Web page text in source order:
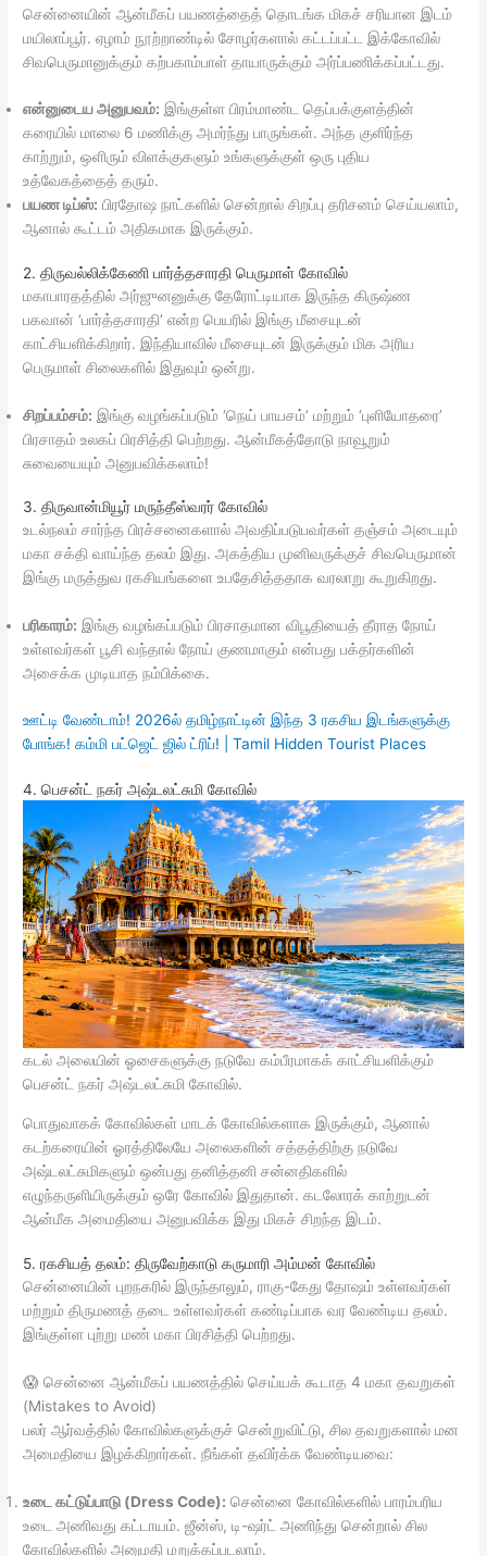
சென்னையின் ஆன்மீகப் பயணத்தைத் தொடங்க மிகச் சரியான இடம்
மயிலாப்பூர். ஏழாம் நூற்றாண்டில் சோழர்களால் கட்டப்பட்ட இக்கோவில்
சிவபெருமானுக்கும் கற்பகாம்பாள் தாயாருக்கும் அர்ப்பணிக்கப்பட்டது.
என்னுடைய அனுபவம்: இங்குள்ள பிரம்மாண்ட தெப்பக்குளத்தின்
கரையில் மாலை 6 மணிக்கு அமர்ந்து பாருங்கள். அந்த குளிர்ந்த
காற்றும், ஒளிரும் விளக்குகளும் உங்களுக்குள் ஒரு புதிய
உத்வேகத்தைத் தரும்.
பயண டிப்ஸ்: பிரதோஷ நாட்களில் சென்றால் சிறப்பு தரிசனம் செய்யலாம்,
ஆனால் கூட்டம் அதிகமாக இருக்கும்.
2. திருவல்லிக்கேணி பார்த்தசாரதி பெருமாள் கோவில்
மகாபாரதத்தில் அர்ஜுனனுக்கு தேரோட்டியாக இருந்த கிருஷ்ண
பகவான் ‘பார்த்தசாரதி’ என்ற பெயரில் இங்கு மீசையுடன்
காட்சியளிக்கிறார். இந்தியாவில் மீசையுடன் இருக்கும் மிக அரிய
பெருமாள் சிலைகளில் இதுவும் ஒன்று.
சிறப்பம்சம்: இங்கு வழங்கப்படும் ‘நெய் பாயசம்’ மற்றும் ‘புளியோதரை’
பிரசாதம் உலகப் பிரசித்தி பெற்றது. ஆன்மீகத்தோடு நாவூறும்
சுவையையும் அனுபவிக்கலாம்!
3. திருவான்மியூர் மருந்தீஸ்வரர் கோவில்
உடல்நலம் சார்ந்த பிரச்சனைகளால் அவதிப்படுபவர்கள் தஞ்சம் அடையும்
மகா சக்தி வாய்ந்த தலம் இது. அகத்திய முனிவருக்குச் சிவபெருமான்
இங்கு மருத்துவ ரகசியங்களை உபதேசித்ததாக வரலாறு கூறுகிறது.
பரிகாரம்: இங்கு வழங்கப்படும் பிரசாதமான விபூதியைத் தீராத நோய்
உள்ளவர்கள் பூசி வந்தால் நோய் குணமாகும் என்பது பக்தர்களின்
அசைக்க முடியாத நம்பிக்கை.
ஊட்டி வேண்டாம்! 2026ல் தமிழ்நாட்டின் இந்த 3 ரகசிய இடங்களுக்கு
போங்க! கம்மி பட்ஜெட் ஜில் ட்ரிப்! | Tamil Hidden Tourist Places
4. பெசன்ட் நகர் அஷ்டலட்சுமி கோவில்
கடல் அலையின் ஓசைகளுக்கு நடுவே கம்பீரமாகக் காட்சியளிக்கும்
பெசன்ட் நகர் அஷ்டலட்சுமி கோவில்.
பொதுவாகக் கோவில்கள் மாடக் கோவில்களாக இருக்கும், ஆனால்
கடற்கரையின் ஓரத்திலேயே அலைகளின் சத்தத்திற்கு நடுவே
அஷ்டலட்சுமிகளும் ஒன்பது தனித்தனி சன்னதிகளில்
எழுந்தருளியிருக்கும் ஒரே கோவில் இதுதான். கடலோரக் காற்றுடன்
ஆன்மீக அமைதியை அனுபவிக்க இது மிகச் சிறந்த இடம்.
5. ரகசியத் தலம்: திருவேற்காடு கருமாரி அம்மன் கோவில்
சென்னையின் புறநகரில் இருந்தாலும், ராகு-கேது தோஷம் உள்ளவர்கள்
மற்றும் திருமணத் தடை உள்ளவர்கள் கண்டிப்பாக வர வேண்டிய தலம்.
இங்குள்ள புற்று மண் மகா பிரசித்தி பெற்றது.
😱 சென்னை ஆன்மீகப் பயணத்தில் செய்யக் கூடாத 4 மகா தவறுகள்
(Mistakes to Avoid)
பலர் ஆர்வத்தில் கோவில்களுக்குச் சென்றுவிட்டு, சில தவறுகளால் மன
அமைதியை இழக்கிறார்கள். நீங்கள் தவிர்க்க வேண்டியவை:
உடை கட்டுப்பாடு (Dress Code): சென்னை கோவில்களில் பாரம்பரிய
உடை அணிவது கட்டாயம். ஜீன்ஸ், டி-ஷர்ட் அணிந்து சென்றால் சில
கோவில்களில் அனுமதி மறுக்கப்படலாம்.